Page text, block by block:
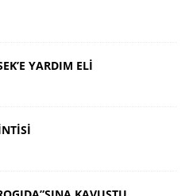
YARDIM ELİ